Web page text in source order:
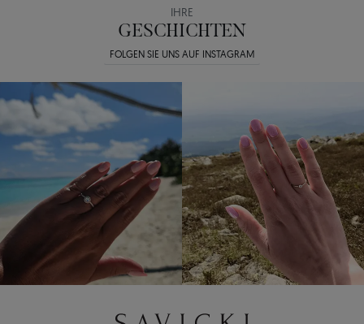
IHRE
GESCHICHTEN
FOLGEN SIE UNS AUF INSTAGRAM